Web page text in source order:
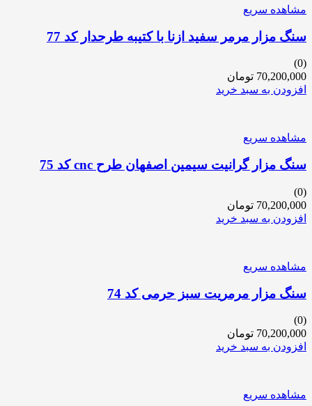
مشاهده سریع
سنگ مزار مرمر سفید ازنا با کتیبه طرحدار کد 77
(0)
70,200,000 تومان
افزودن به سبد خرید
مشاهده سریع
سنگ مزار گرانیت سیمین اصفهان طرح cnc کد 75
(0)
70,200,000 تومان
افزودن به سبد خرید
مشاهده سریع
سنگ مزار مرمریت سبز حرمی کد 74
(0)
70,200,000 تومان
افزودن به سبد خرید
مشاهده سریع